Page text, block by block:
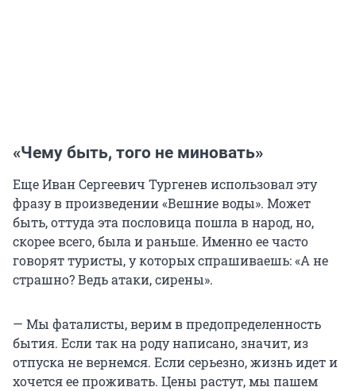
«Чему быть, того не миновать»
Еще Иван Сергеевич Тургенев использовал эту
фразу в произведении «Вешние воды». Может
быть, оттуда эта пословица пошла в народ, но,
скорее всего, была и раньше. Именно ее часто
говорят туристы, у которых спрашиваешь: «А не
страшно? Ведь атаки, сирены».
— Мы фаталисты, верим в предопределенность
бытия. Если так на роду написано, значит, из
отпуска не вернемся. Если серьезно, жизнь идет и
хочется ее проживать. Цены растут, мы пашем